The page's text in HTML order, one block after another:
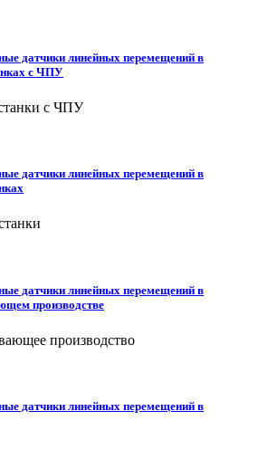
датчики линейных перемещений в
с ЧПУ
с ЧПУ
датчики линейных перемещений в
датчики линейных перемещений в
производстве
производство
датчики линейных перемещений в